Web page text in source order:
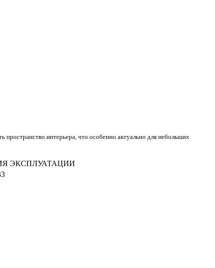
интерьера, что особенно актуально для небольших
ЭКСПЛУАТАЦИИ